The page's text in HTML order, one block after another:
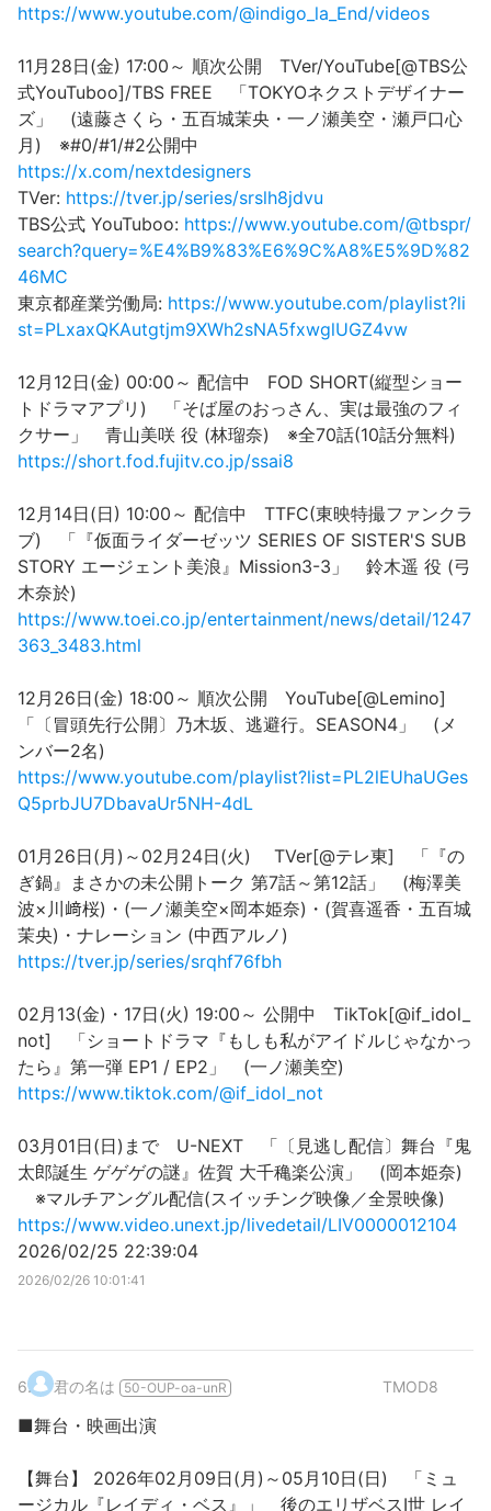
https://www.youtube.com/@indigo_la_End/videos
11月28日(金) 17:00～ 順次公開 TVer/YouTube[@TBS公
式YouTuboo]/TBS FREE 「TOKYOネクストデザイナー
ズ」 (遠藤さくら・五百城茉央・一ノ瀬美空・瀬戸口心
月) ※#0/#1/#2公開中
https://x.com/nextdesigners
TVer: https://tver.jp/series/srslh8jdvu
TBS公式 YouTuboo: https://www.youtube.com/@tbspr/
search?query=%E4%B9%83%E6%9C%A8%E5%9D%82
46MC
東京都産業労働局: https://www.youtube.com/playlist?li
st=PLxaxQKAutgtjm9XWh2sNA5fxwglUGZ4vw
12月12日(金) 00:00～ 配信中 FOD SHORT(縦型ショー
トドラマアプリ) 「そば屋のおっさん、実は最強のフィ
クサー」 青山美咲 役 (林瑠奈) ※全70話(10話分無料)
https://short.fod.fujitv.co.jp/ssai8
12月14日(日) 10:00～ 配信中 TTFC(東映特撮ファンクラ
ブ) 「『仮面ライダーゼッツ SERIES OF SISTER'S SUB
STORY エージェント美浪』Mission3-3」 鈴木遥 役 (弓
木奈於)
https://www.toei.co.jp/entertainment/news/detail/1247
363_3483.html
12月26日(金) 18:00～ 順次公開 YouTube[@Lemino]
「〔冒頭先行公開〕乃木坂、逃避行。SEASON4」 (メ
ンバー2名)
https://www.youtube.com/playlist?list=PL2lEUhaUGes
Q5prbJU7DbavaUr5NH-4dL
01月26日(月)～02月24日(火) TVer[@テレ東] 「『の
ぎ鍋』まさかの未公開トーク 第7話～第12話」 (梅澤美
波×川﨑桜)・(一ノ瀬美空×岡本姫奈)・(賀喜遥香・五百城
茉央)・ナレーション (中西アルノ)
https://tver.jp/series/srqhf76fbh
02月13(金)・17日(火) 19:00～ 公開中 TikTok[@if_idol_
not] 「ショートドラマ『もしも私がアイドルじゃなかっ
たら』第一弾 EP1 / EP2」 (一ノ瀬美空)
https://www.tiktok.com/@if_idol_not
03月01日(日)まで U-NEXT 「〔見逃し配信〕舞台『鬼
太郎誕生 ゲゲゲの謎』佐賀 大千穐楽公演」 (岡本姫奈)
※マルチアングル配信(スイッチング映像／全景映像)
https://www.video.unext.jp/livedetail/LIV0000012104
2026/02/25 22:39:04
2026/02/26 10:01:41
6. 君の名は 50-OUP-oa-unR TMOD8
■舞台・映画出演
【舞台】 2026年02月09日(月)～05月10日(日) 「ミュ
ージカル『レイディ・ベス』」 後のエリザベスⅠ世 レイ